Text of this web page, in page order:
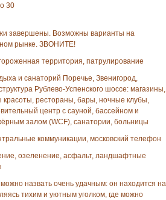
30
завершены. Возможны варианты на
рынке. ЗВОНИТЕ!
территория, патрулирование
и санаторий Поречье, Звенигород,
Рублево-Успенского шоссе: магазины,
красоты, рестораны, бары, ночные клубы,
центр с сауной, бассейном и
залом (WCF), санатории, больницы
коммуникации, московский телефон
озеленение, асфальт, ландшафтные
назвать очень удачным: он находится на
тихим и уютным уголком, где можно